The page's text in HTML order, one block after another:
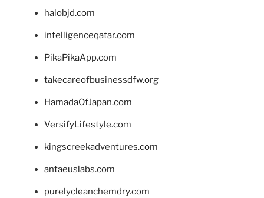
halobjd.com
intelligenceqatar.com
PikaPikaApp.com
takecareofbusinessdfw.org
HamadaOfJapan.com
VersifyLifestyle.com
kingscreekadventures.com
antaeuslabs.com
purelycleanchemdry.com